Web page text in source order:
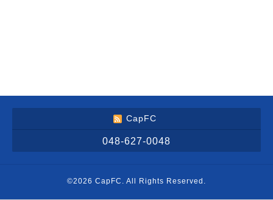
CapFC
048-627-0048
©2026 CapFC . All Rights Reserved.